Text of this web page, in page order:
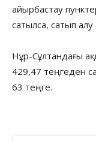
айырбастау
сатылса, сатып
Нұр-Сұлтандағы
429,47 теңгеден
63 теңге.